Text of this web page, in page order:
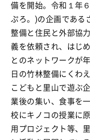
備を開始。令和１年
ぷろ。)の企画である
整備と住民と外部協
義を依頼され、はじ
とのネットワークが
日の竹林整備にくわ
こどもと里山で遊ぶ
業後の集い、食事を
校にキノコの授業に
用プロジェクト等、